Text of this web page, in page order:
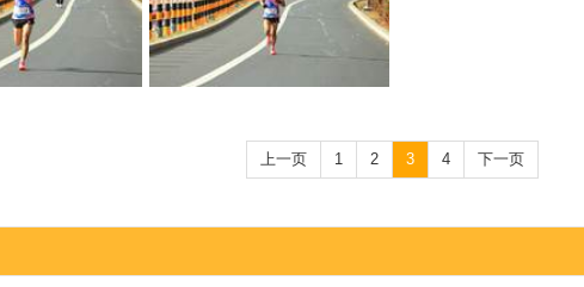
上一页 1 2 3 4 下一页